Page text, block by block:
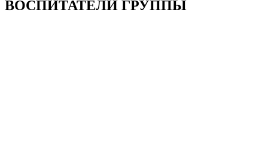
ВОСПИТАТЕЛИ ГРУППЫ